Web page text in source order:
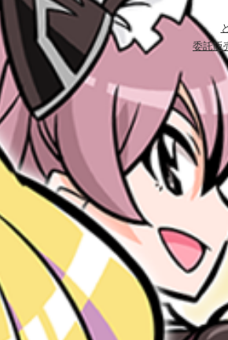
委託販